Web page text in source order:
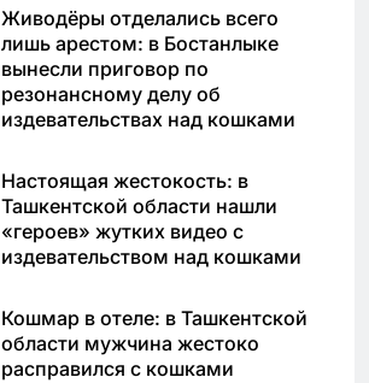
Живодёры отделались всего
лишь арестом: в Бостанлыке
вынесли приговор по
резонансному делу об
издевательствах над кошками
Настоящая жестокость: в
Ташкентской области нашли
«героев» жутких видео с
издевательством над кошками
Кошмар в отеле: в Ташкентской
области мужчина жестоко
расправился с кошками